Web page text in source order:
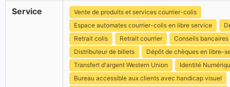
Service
Vente de produits et services courrier-colis
Espace automates courrier-colis en libre service
Retrait colis
Retrait courrier
Conseils bancaires
Distributeur de billets
Dépôt de chèques en libre-
Transfert d'argent Western Union
Identité
Bureau accessible aux clients avec handicap visuel